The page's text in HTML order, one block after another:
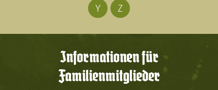
Y
Z
Informationen für
Familienmitglieder